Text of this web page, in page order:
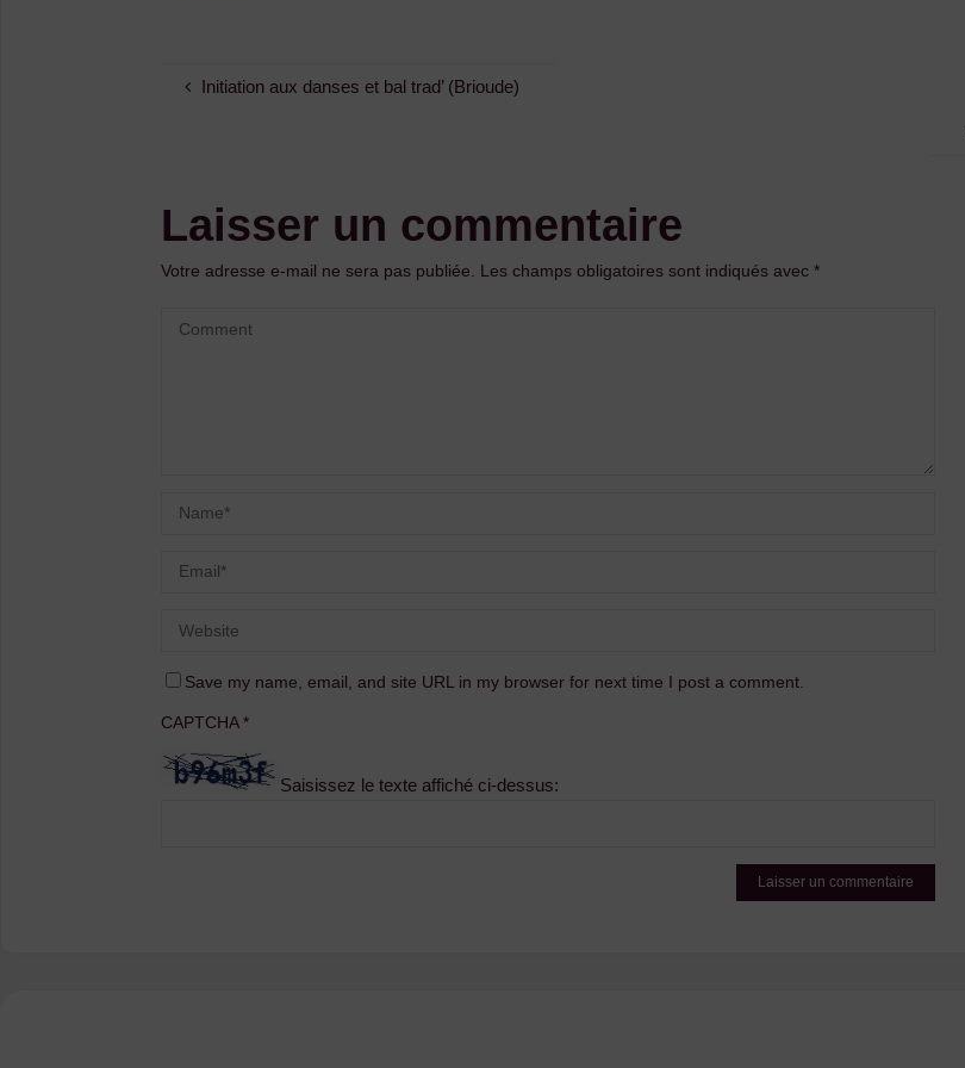
Initiation aux danses et bal trad’ (Brioude)
Laisser un commentaire
Votre adresse e-mail ne sera pas publiée. Les champs obligatoires sont indiqués avec*
Save my name, email, and site URL in my browser for next time I post a comment.
CAPTCHA*
Saisissez le texte affiché ci-dessus: